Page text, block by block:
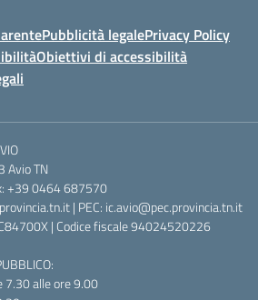
Pubblicità legalePrivacy Policy
Obiettivi di accessibilità
Avio TN
+39 0464 687570
| PEC: ic.avio@pec.provincia.tn.it
| Codice fiscale 94024520226
7.30 alle ore 9.00